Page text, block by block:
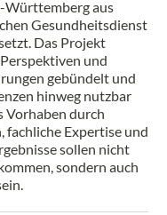
Württemberg aus
Gesundheitsdienst
Das Projekt
und
gebündelt und
hinweg nutzbar
Vorhaben durch
fachliche Expertise und
sollen nicht
sondern auch